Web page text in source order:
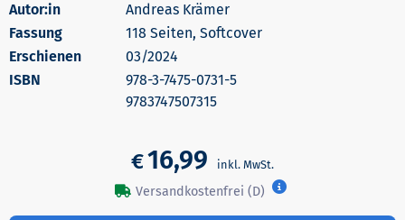
Autor:in
Andreas Krämer
118 Seiten, Softcover
Erschienen
03/2024
978-3-7475-0731-5
9783747507315
€16,99
Versandkostenfrei (D)